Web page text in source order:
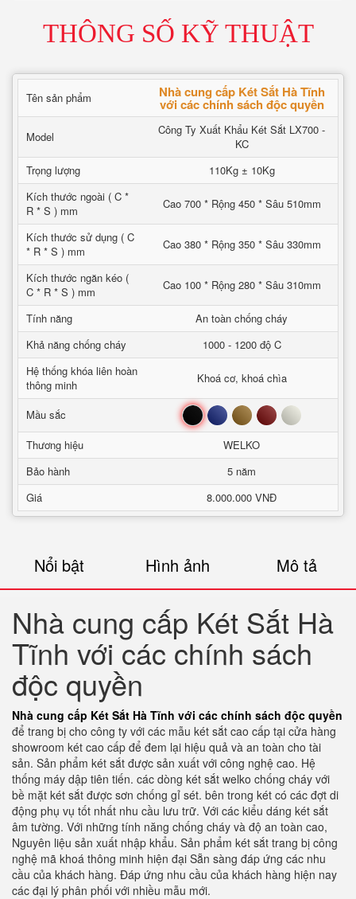
THÔNG SỐ KỸ THUẬT
Tên sản phẩm Nhà cung cấp Két Sắt Hà Tĩnh
với các chính sách độc quyền
Model
Công Ty Xuất Khẩu Két Sắt LX700 -
KC
Trọng lượng
110Kg ± 10Kg
Kích thước ngoài ( C *
R * S ) mm
Cao 700 * Rộng 450 * Sâu 510mm
Kích thước sử dụng ( C
* R * S ) mm
Cao 380 * Rộng 350 * Sâu 330mm
Kích thước ngăn kéo (
C * R * S ) mm
Cao 100 * Rộng 280 * Sâu 310mm
Tính năng
An toàn chống cháy
Khả năng chống cháy
1000 - 1200 độ C
Hệ thống khóa liên hoàn
thông minh
Khoá cơ, khoá chìa
Mầu sắc Đen Xanh Nâu Đỏ Trắng
Thương hiệu
WELKO
Bảo hành
5 năm
Giá
8.000.000 VNĐ
Nổi bật Hình ảnh Mô tả
Nhà cung cấp Két Sắt Hà
Tĩnh với các chính sách
độc quyền
Nhà cung cấp Két Sắt Hà Tĩnh với các chính sách độc quyền
để trang bị cho công ty với các mẫu két sắt cao cấp tại cửa hàng
showroom két cao cấp để đem lại hiệu quả và an toàn cho tài
sản. Sản phẩm két sắt được sản xuất với công nghệ cao. Hệ
thống máy dập tiên tiến. các dòng két sắt welko chống cháy với
bề mặt két sắt được sơn chống gỉ sét. bên trong két có các đợt di
động phụ vụ tốt nhất nhu cầu lưu trữ. Với các kiểu dáng két sắt
âm tường. Với những tính năng chống cháy và độ an toàn cao,
Nguyên liệu sản xuất nhập khẩu. Sản phẩm két sắt trang bị công
nghệ mã khoá thông minh hiện đại Sẵn sàng đáp ứng các nhu
cầu của khách hàng. Đáp ứng nhu cầu của khách hàng hiện nay
các đại lý phân phối với nhiều mẫu mới.